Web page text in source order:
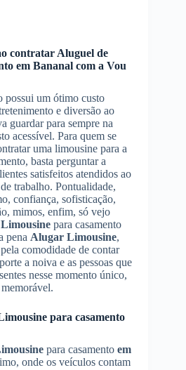
contratar Aluguel de
em Bananal com a Vou
possui um ótimo custo
e diversão ao
guardar para sempre na
acessível. Para quem se
uma limousine para a
basta perguntar a
satisfeitos atendidos ao
trabalho. Pontualidade,
confiança, sofisticação,
mimos, enfim, só vejo
para casamento
pena Alugar Limousine,
comodidade de contar
a noiva e as pessoas que
nesse momento único,
para casamento
para casamento em
onde os veículos contam